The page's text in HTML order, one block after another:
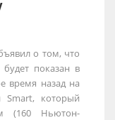
о том, что
показан в
время назад на
Smart, который
(160 Ньютон-